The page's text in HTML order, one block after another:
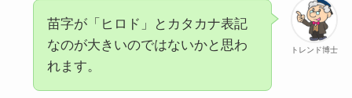
トレンド博士
苗字が「ヒロド」とカタカナ表記
なのが大きいのではないかと思わ
れます。